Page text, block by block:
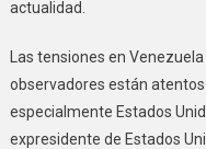
actualidad.
Las tensiones en
observadores están
especialmente Estados
expresidente de Estados